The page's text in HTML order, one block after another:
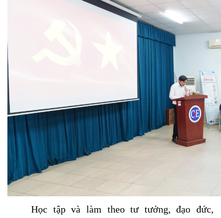
Học tập và làm theo tư tưởng, đạo đức,